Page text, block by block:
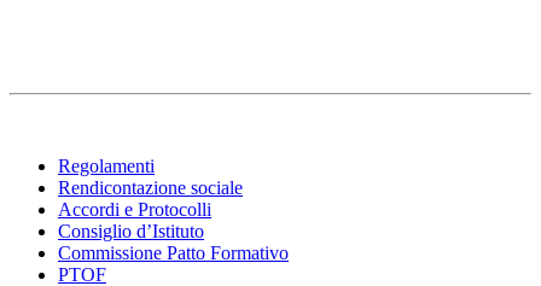
Regolamenti
Rendicontazione sociale
Accordi e Protocolli
Consiglio d’Istituto
Commissione Patto Formativo
PTOF